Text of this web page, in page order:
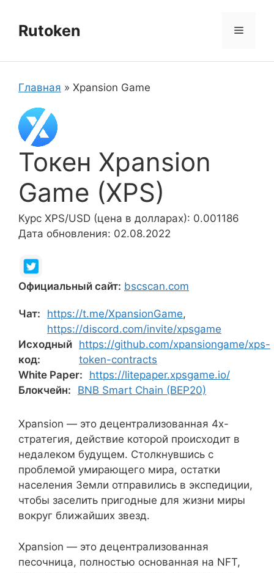
содержимому
Rutoken Меню
Главная » Xpansion Game
Токен Xpansion
Game (XPS)
Курс XPS/USD (цена в долларах): 0.001186
Дата обновления: 02.08.2022
Официальный сайт: bscscan.com
Чат: https://t.me/XpansionGame,
https://discord.com/invite/xpsgame
Исходный
код:
https://github.com/xpansiongame/xps-
token-contracts
White Paper:
https://litepaper.xpsgame.io/
Блокчейн:
BNB Smart Chain (BEP20)
Xpansion — это децентрализованная 4x-
стратегия, действие которой происходит в
недалеком будущем. Столкнувшись с
проблемой умирающего мира, остатки
населения Земли отправились в экспедиции,
чтобы заселить пригодные для жизни миры
вокруг ближайших звезд.
Xpansion — это децентрализованная
песочница, полностью основанная на NFT,